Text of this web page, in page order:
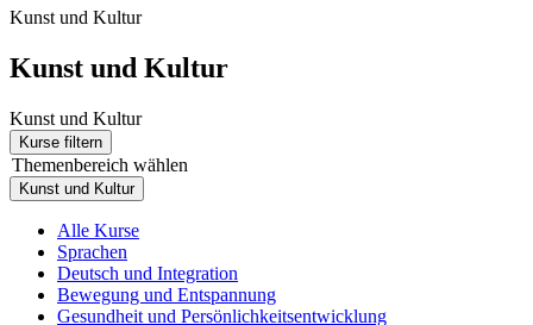
Kunst und Kultur
Kunst und Kultur
Kunst und Kultur
Kurse filtern
Themenbereich wählen
Kunst und Kultur
Alle Kurse
Sprachen
Deutsch und Integration
Bewegung und Entspannung
Gesundheit und Persönlichkeitsentwicklung